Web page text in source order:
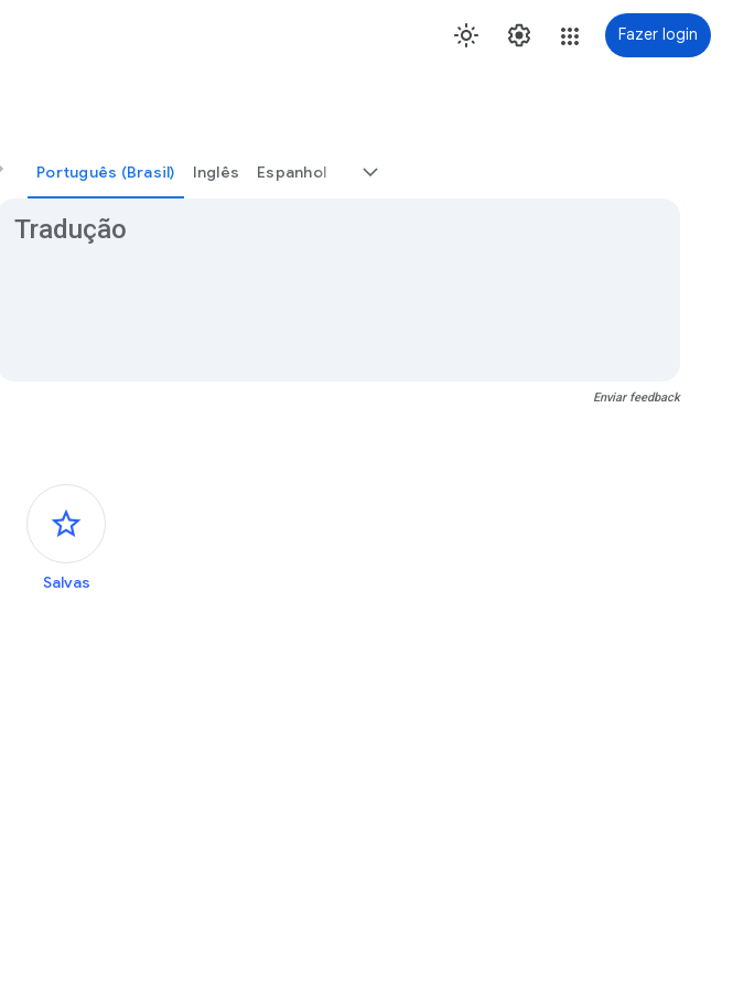
Fazer login
Português (Brasil) Inglês Espanhol
Tradução
Enviar feedback
Painéis laterais
Salvas